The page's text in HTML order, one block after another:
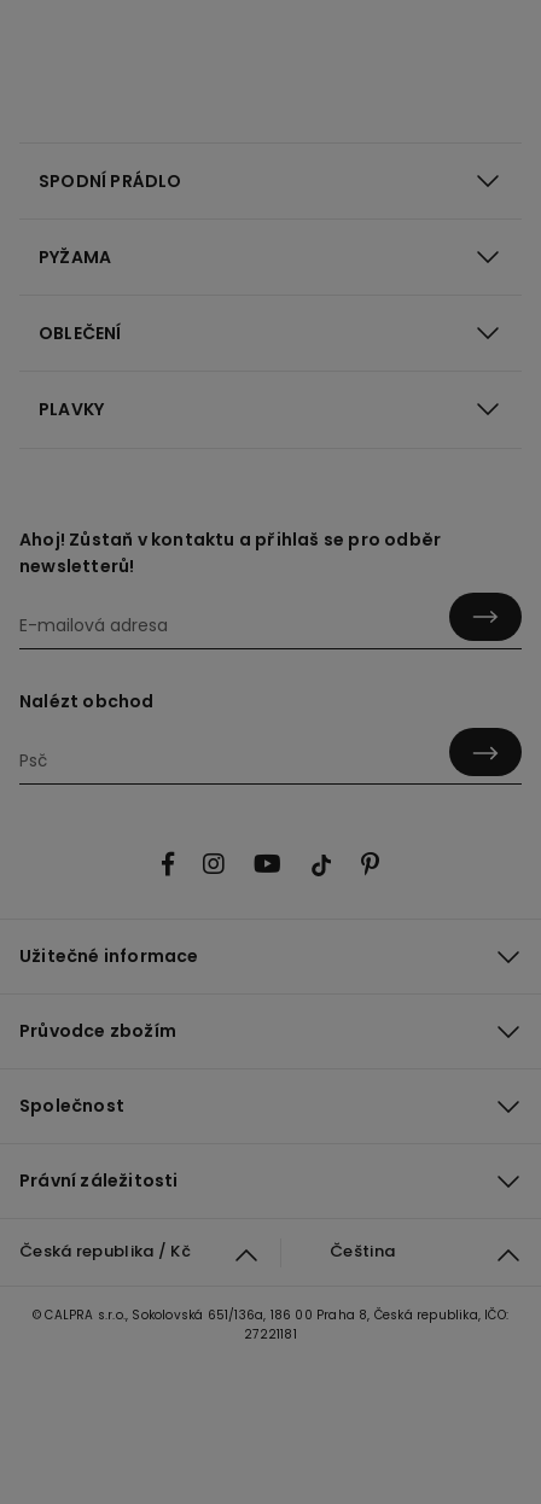
SPODNÍ PRÁDLO
PYŽAMA
OBLEČENÍ
PLAVKY
Ahoj! Zůstaň v kontaktu a přihlaš se pro odběr
newsletterů!
Nalézt obchod
Užitečné informace
Průvodce zbožím
Společnost
Právní záležitosti
Česká republika / Kč Čeština
© CALPRA s.r.o., Sokolovská 651/136a, 186 00 Praha 8, Česká republika, IČO:
27221181